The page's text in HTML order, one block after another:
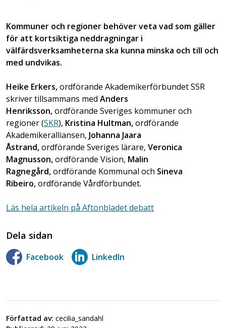
Kommuner och regioner behöver veta vad som gäller
för att kortsiktiga neddragningar i
välfärdsverksamheterna ska kunna minska och till och
med undvikas.
Heike Erkers,ordförande Akademikerförbundet SSR
skriver tillsammans med Anders
Henriksson,ordförande Sveriges kommuner och
regioner (SKR), Kristina Hultman,ordförande
Akademikeralliansen, Johanna Jaara
Åstrand,ordförande Sveriges lärare, Veronica
Magnusson,ordförande Vision, Malin
Ragnegård,ordförande Kommunal och Sineva
Ribeiro,ordförande Vårdförbundet.
Läs hela artikeln på Aftonbladet debatt
Dela sidan
Facebook LinkedIn
Författad av: cecilia_sandahl